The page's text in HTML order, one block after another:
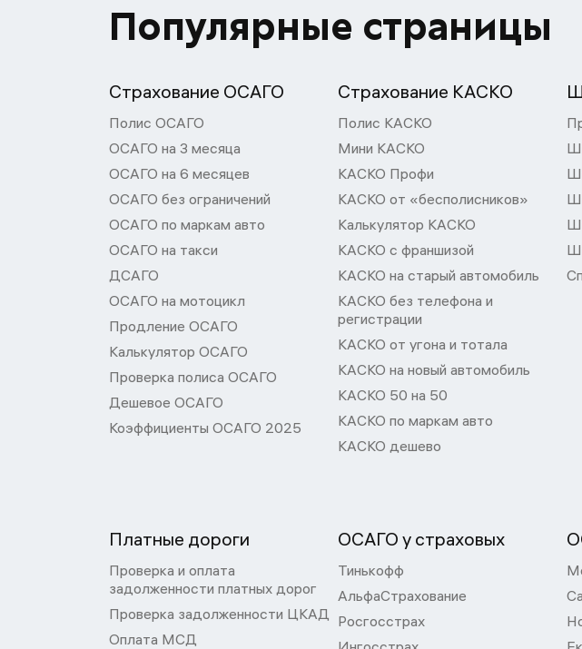
Популярные страницы
Страхование ОСАГО
Полис ОСАГО
ОСАГО на 3 месяца
ОСАГО на 6 месяцев
ОСАГО без ограничений
ОСАГО по маркам авто
ОСАГО на такси
ДСАГО
ОСАГО на мотоцикл
Продление ОСАГО
Калькулятор ОСАГО
Проверка полиса ОСАГО
Дешевое ОСАГО
Коэффициенты ОСАГО 2025
Страхование КАСКО
Полис КАСКО
Мини КАСКО
КАСКО Профи
КАСКО от «бесполисников»
Калькулятор КАСКО
КАСКО с франшизой
КАСКО на старый автомобиль
КАСКО без телефона и
регистрации
КАСКО от угона и тотала
КАСКО на новый автомобиль
КАСКО 50 на 50
КАСКО по маркам авто
КАСКО дешево
Платные дороги
Проверка и оплата
задолженности платных дорог
Проверка задолженности ЦКАД
Оплата МСД
ОСАГО у страховых
Тинькофф
АльфаСтрахование
Росгосстрах